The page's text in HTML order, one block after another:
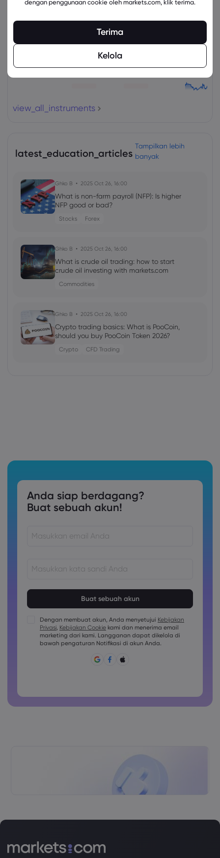
view_all_instruments
latest_education_articles
Tampilkan lebih
banyak
Ghko B 2025 Oct 26, 16:00
What is non-farm payroll (NFP): Is higher
NFP good or bad?
Stocks Forex
Ghko B 2025 Oct 26, 16:00
What is crude oil trading: how to start
crude oil investing with markets.com
Commodities
Ghko B 2025 Oct 26, 16:00
Crypto trading basics: What is PooCoin,
should you buy PooCoin Token 2026?
Crypto CFD Trading
Anda siap berdagang?
Buat sebuah akun!
Kata sandi harus berisi setidaknya 1 karakter huruf besar
Kata sandi harus berisi setidaknya 1 karakter huruf kecil
Sandi harus berisi ~!@#£%^&amp;*()_-+=:;&lt;&gt;{,[]?,.
Dengan membuat akun, Anda menyetujui Kebijakan
Privasi, Kebijakan Cookie kami dan menerima email
marketing dari kami. Langganan dapat dikelola di
bawah pengaturan Notifikasi di akun Anda.
dengan penggunaan cookie oleh markets.com, klik terima.
Terima
Kelola